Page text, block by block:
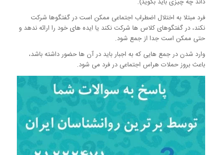
فرد مبتلا به اختلال اضطراب اجتماعی ممکن است در گفتگوها شرکت
نکند، در گفتگوهای کلاس ها شرکت نکند یا ایده های خود را ارائه ندهد و
حتی ممکن است جدا از جمع شود.
وارد شدن در جمع هایی که به اجبار باید در آن ها حضور داشته باشد،
باعث بروز حملات هراس اجتماعی در فرد می شود.